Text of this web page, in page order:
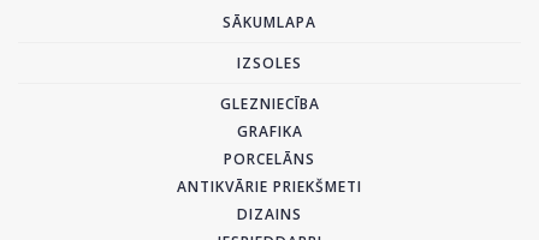
SĀKUMLAPA
IZSOLES
GLEZNIECĪBA
GRAFIKA
PORCELĀNS
ANTIKVĀRIE PRIEKŠMETI
DIZAINS